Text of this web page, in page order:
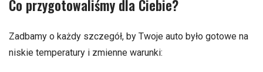
Co przygotowaliśmy dla Ciebie?
Zadbamy o każdy szczegół, by Twoje auto było gotowe na
niskie temperatury i zmienne warunki: